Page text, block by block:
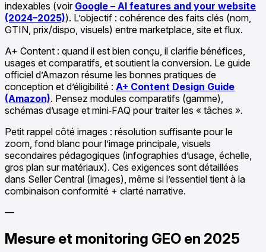
indexables (voir Google – AI features and your website
(2024–2025)). L’objectif : cohérence des faits clés (nom,
GTIN, prix/dispo, visuels) entre marketplace, site et flux.
A+ Content : quand il est bien conçu, il clarifie bénéfices,
usages et comparatifs, et soutient la conversion. Le guide
officiel d’Amazon résume les bonnes pratiques de
conception et d’éligibilité : A+ Content Design Guide
(Amazon). Pensez modules comparatifs (gamme),
schémas d’usage et mini‑FAQ pour traiter les « tâches ».
Petit rappel côté images : résolution suffisante pour le
zoom, fond blanc pour l’image principale, visuels
secondaires pédagogiques (infographies d’usage, échelle,
gros plan sur matériaux). Ces exigences sont détaillées
dans Seller Central (images), même si l’essentiel tient à la
combinaison conformité + clarté narrative.
—
Mesure et monitoring GEO en 2025